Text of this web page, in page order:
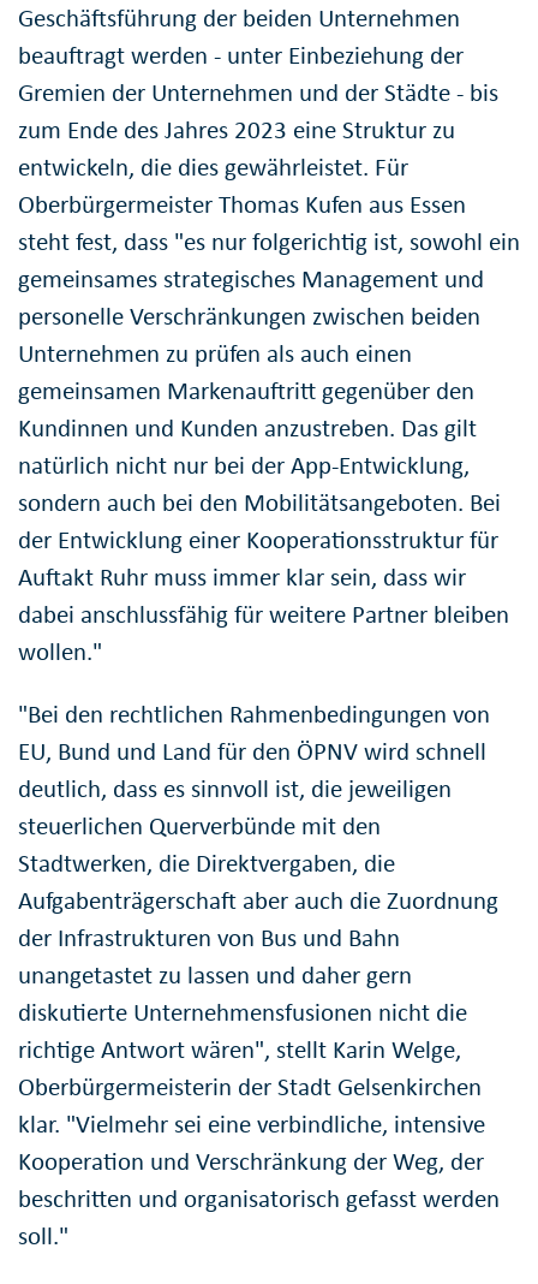
Geschäftsführung der beiden Unternehmen
beauftragt werden - unter Einbeziehung der
Gremien der Unternehmen und der Städte - bis
zum Ende des Jahres 2023 eine Struktur zu
entwickeln, die dies gewährleistet. Für
Oberbürgermeister Thomas Kufen aus Essen
steht fest, dass "es nur folgerichtig ist, sowohl ein
gemeinsames strategisches Management und
personelle Verschränkungen zwischen beiden
Unternehmen zu prüfen als auch einen
gemeinsamen Markenauftritt gegenüber den
Kundinnen und Kunden anzustreben. Das gilt
natürlich nicht nur bei der App-Entwicklung,
sondern auch bei den Mobilitätsangeboten. Bei
der Entwicklung einer Kooperationsstruktur für
Auftakt Ruhr muss immer klar sein, dass wir
dabei anschlussfähig für weitere Partner bleiben
wollen."
"Bei den rechtlichen Rahmenbedingungen von
EU, Bund und Land für den ÖPNV wird schnell
deutlich, dass es sinnvoll ist, die jeweiligen
steuerlichen Querverbünde mit den
Stadtwerken, die Direktvergaben, die
Aufgabenträgerschaft aber auch die Zuordnung
der Infrastrukturen von Bus und Bahn
unangetastet zu lassen und daher gern
diskutierte Unternehmensfusionen nicht die
richtige Antwort wären", stellt Karin Welge,
Oberbürgermeisterin der Stadt Gelsenkirchen
klar. "Vielmehr sei eine verbindliche, intensive
Kooperation und Verschränkung der Weg, der
beschritten und organisatorisch gefasst werden
soll."